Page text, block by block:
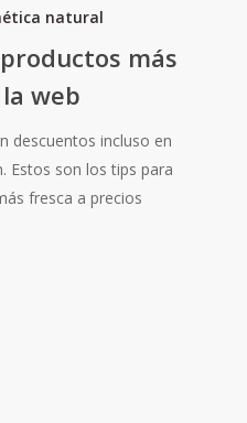
natural
más
web
descuentos incluso en
Estos son los tips para
fresca a precios